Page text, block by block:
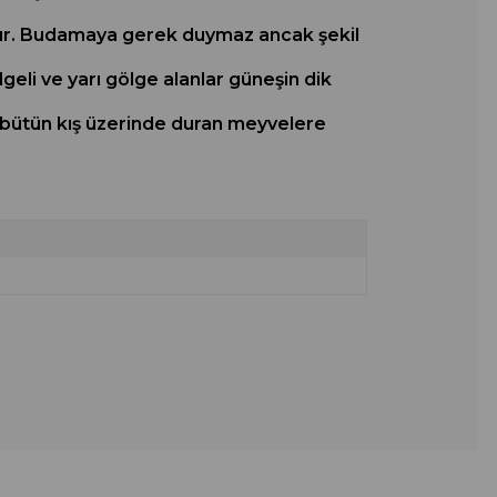
Budamaya gerek duymaz ancak şekil
ve yarı gölge alanlar güneşin dik
kış üzerinde duran meyvelere